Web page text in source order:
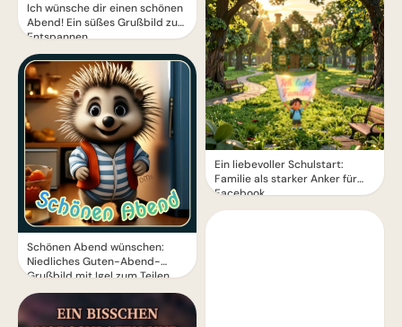
Ich wünsche dir einen schönen
Abend! Ein süßes Grußbild zum
Entspannen
Schönen Abend wünschen:
Niedliches Guten-Abend-
Grußbild mit Igel zum Teilen
Ein liebevoller Schulstart:
Familie als starker Anker für
Facebook